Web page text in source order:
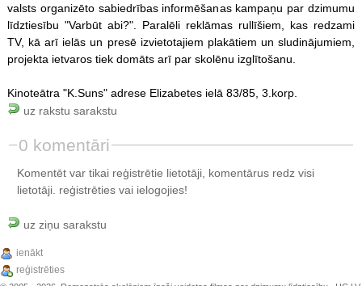
valsts organizēto sabiedrības informēšanas kampaņu par dzimumu
līdztiesību "Varbūt abi?". Paralēli reklāmas rullīšiem, kas redzami
TV, kā arī ielās un presē izvietotajiem plakātiem un sludinājumiem,
projekta ietvaros tiek domāts arī par skolēnu izglītošanu.
Kinoteātra "K.Suns" adrese Elizabetes ielā 83/85, 3.korp.
uz rakstu sarakstu
0 komentāri
Komentēt var tikai reģistrētie lietotāji, komentārus redz visi
lietotāji. reģistrētiesvai ielogojies!
uz ziņu sarakstu
ienākt
reģistrēties